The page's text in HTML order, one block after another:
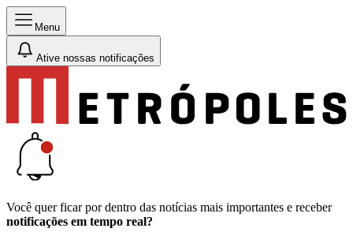
Menu
Ative nossas notificações
Você quer ficar por dentro das notícias mais importantes e receber
notificações em tempo real?